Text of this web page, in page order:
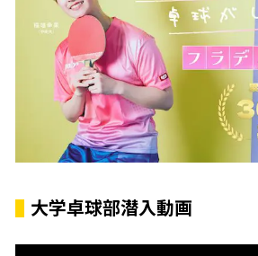
大学卓球部潜入動画